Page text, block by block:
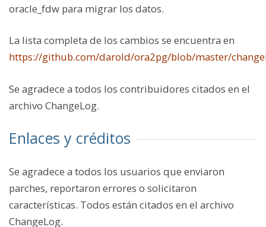
oracle_fdw para migrar los datos.
La lista completa de los cambios se encuentra en
https://github.com/darold/ora2pg/blob/master/
Se agradece a todos los contribuidores citados en el
archivo ChangeLog.
Enlaces y créditos
Se agradece a todos los usuarios que enviaron
parches, reportaron errores o solicitaron
características. Todos están citados en el archivo
ChangeLog.